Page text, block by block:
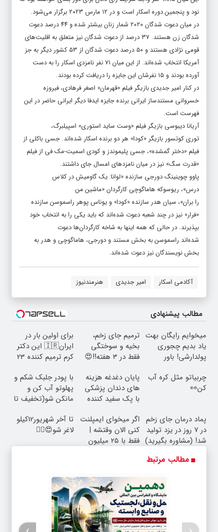
نود و پنجمین دوره اسکار است و در ۱۲ مارس
برگزار می‌شود.
در میان دعوت شدگان
شمار زنان بیشتر شده و ۴۴ درصد دعوت
شدگان زن هستند. ۳۷ درصد از دعوت شدگان نیز متعلق به اقلیت‌های
قومی نژادی هستند و ۵۰ درصد دعوت شدگان از ۵۳ کشور دیگر به جز
آمریکا انتخاب شده‌اند. از این میان ۷۱ نفر نامزدی اسکار را به دست
آورده بودند و ۱۵ نفرشان این جایزه را دریافت کرده بودند.
در کنار امیر جدیدی بازیگر فیلم «قهرمان» اصغر فرهادی، فیروزه
خسروانی مستندساز ایرانی برنده جایزه ایدفا دیگر ایرانی حاضر در این
فهرست است.
آریانا دیبوسی بازیگر فیلم «وست ساید استوری» اسپیلبرگ،
توری کوتسور بازیگر «کودا» هر دو برنده اسکار شده‌اند. جسی باکلی از
فیلم «دختر گمشده»، جسی پلیموندز و کودی اسمیت-مک فی از فیلم
«قدرت سگ» نیز در میان نامزدهای امسال جای داشتند.
پاوو چوینینگ دورجی سازنده «لوانا: یک گاومیش در کلاس
درس»، ریوسوکه هاماگوچی کارگردان «ماشین من
را بران»، سیان هدر سازنده «کودا» و یوناس پوهر راسموسن سازنده
«فرار» نیز در چند شعبه دعوت شده‌اند که باید یکی را به انتخاب خود
بپذیرند. در حالی که همه اینها به شاخه کارگردان‌ها دعوت
شده‌اند راسموسن به بخش مستند و دورجی، هاماگوچی و هدر به
بخش نویسندگان نیز دعوت شده‌اند.
آکادمی اسکار امیر جدیدی هنرمندنیوز
مطالب پیشنهادی
میخوایم رایگان بهت
یاد بدیم چجوری
پولدارشی! باور
مجانیه
ترمیم جای زخم،
بخیه و سوختگی
فقط در 3 هفته!!😍
برای اولین بار در
ایران🇮🇷 این دکتر
کرم ترمیم کننده 23
چربیاتو مثل کره آب
کن👀
پایان دغدغه هزینه
های دندان پزشکی
با پک سفید کننده
با پودر جلبک شکم و
پهلوتو آب کن و
مانکن شو(تخفیف تا
پماد درمان جای زخم
در ۷ روز در یزد تولید
شد! (مشاوره بگیرید)
اگر میخوای ایمپلنت
کنی الان وقتشه |
فقط با ۲۵ میلیون
تا آخر شهریور12کیلو
لاغر شو😍👌🏻
مطالب مرتبط